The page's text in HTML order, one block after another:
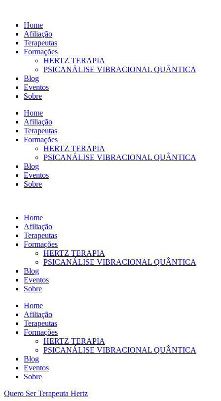
conteúdo
Home
Afiliação
Terapeutas
Formações
HERTZ TERAPIA
PSICANÁLISE VIBRACIONAL QUÂNTICA
Blog
Eventos
Sobre
Home
Afiliação
Terapeutas
Formações
HERTZ TERAPIA
PSICANÁLISE VIBRACIONAL QUÂNTICA
Blog
Eventos
Sobre
Home
Afiliação
Terapeutas
Formações
HERTZ TERAPIA
PSICANÁLISE VIBRACIONAL QUÂNTICA
Blog
Eventos
Sobre
Home
Afiliação
Terapeutas
Formações
HERTZ TERAPIA
PSICANÁLISE VIBRACIONAL QUÂNTICA
Blog
Eventos
Sobre
Quero Ser Terapeuta Hertz